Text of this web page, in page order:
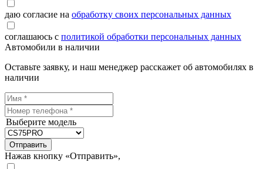
даю согласие на обработку своих персональных данных
соглашаюсь с политикой обработки персональных данных
Автомобили в наличии
Оставьте заявку, и наш менеджер расскажет об автомобилях в
наличии
Выберите модель
Отправить
Нажав кнопку «Отправить»,